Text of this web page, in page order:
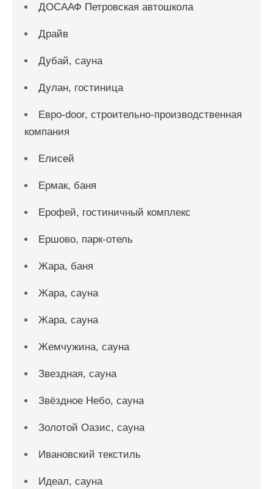
ДОСААФ Петровская автошкола
Драйв
Дубай, сауна
Дулан, гостиница
Евро-door, строительно-производственная
компания
Елисей
Ермак, баня
Ерофей, гостиничный комплекс
Ершово, парк-отель
Жара, баня
Жара, сауна
Жара, сауна
Жемчужина, сауна
Звездная, сауна
Звёздное Небо, сауна
Золотой Оазис, сауна
Ивановский текстиль
Идеал, сауна